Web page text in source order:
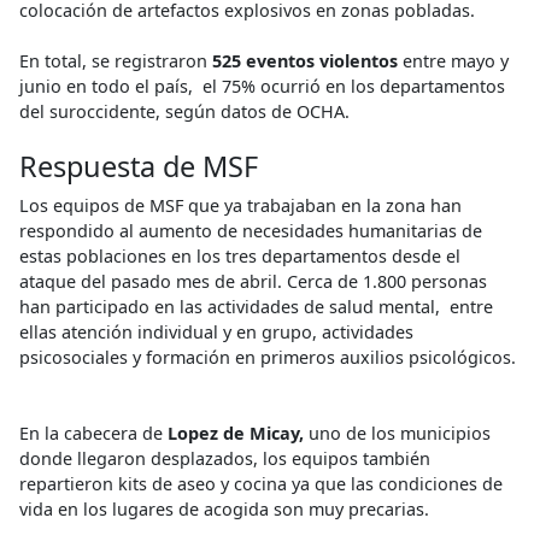
colocación de artefactos explosivos en zonas pobladas.
En total, se registraron 525 eventos violentos entre mayo y
junio en todo el país, el 75% ocurrió en los departamentos
del suroccidente, según datos de OCHA.
Respuesta de MSF
Los equipos de MSF que ya trabajaban en la zona han
respondido al aumento de necesidades humanitarias de
estas poblaciones en los tres departamentos desde el
ataque del pasado mes de abril. Cerca de 1.800 personas
han participado en las actividades de salud mental, entre
ellas atención individual y en grupo, actividades
psicosociales y formación en primeros auxilios psicológicos.
En la cabecera de Lopez de Micay, uno de los municipios
donde llegaron desplazados, los equipos también
repartieron kits de aseo y cocina ya que las condiciones de
vida en los lugares de acogida son muy precarias.